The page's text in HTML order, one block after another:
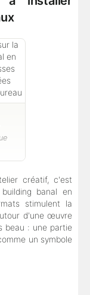
créatif, c'est
banal en
stimulent la
d'une œuvre
beau : une partie
un symbole